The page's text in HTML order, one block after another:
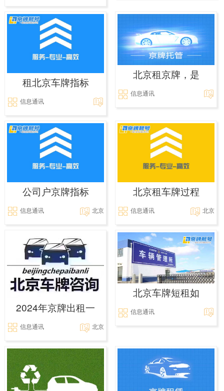
租北京车牌指标
信息通讯
北京租京牌，是
信息通讯
公司户京牌指标
信息通讯 北京
北京租车牌过程
信息通讯 北京
2024年京牌出租一
信息通讯 北京
北京车牌短租如
信息通讯